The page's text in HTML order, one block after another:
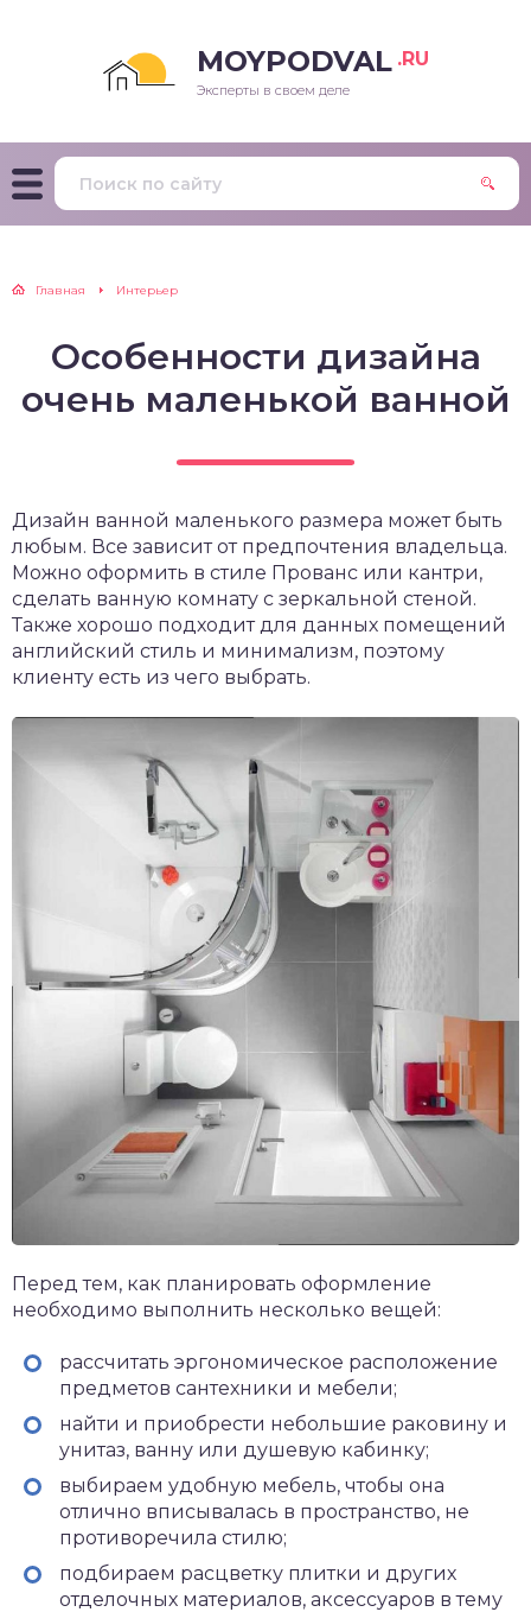
MOYPODVAL .RU
Эксперты в своем деле
Главная Интерьер
Особенности дизайна
очень маленькой ванной
Дизайн ванной маленького размера может быть
любым. Все зависит от предпочтения владельца.
Можно оформить в стиле Прованс или кантри,
сделать ванную комнату с зеркальной стеной.
Также хорошо подходит для данных помещений
английский стиль и минимализм, поэтому
клиенту есть из чего выбрать.
Перед тем, как планировать оформление
необходимо выполнить несколько вещей:
рассчитать эргономическое расположение
предметов сантехники и мебели;
найти и приобрести небольшие раковину и
унитаз, ванну или душевую кабинку;
выбираем удобную мебель, чтобы она
отлично вписывалась в пространство, не
противоречила стилю;
подбираем расцветку плитки и других
отделочных материалов, аксессуаров в тему